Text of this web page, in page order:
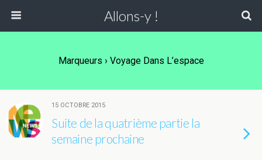
Allons-y !
Marqueurs › Voyage Dans L’espace
15 OCTOBRE 2015
Suite de la quatrième partie la
semaine prochaine